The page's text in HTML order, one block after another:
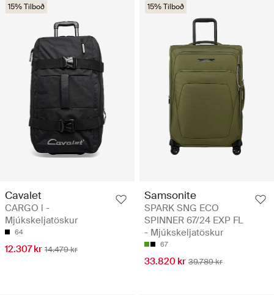
15% Tilboð
Cavalet
CARGO l -
Mjúkskeljatöskur
64
12.307 kr 14.479 kr
15% Tilboð
Samsonite
SPARK SNG ECO
SPINNER 67/24 EXP FL
- Mjúkskeljatöskur
67
33.820 kr 39.789 kr